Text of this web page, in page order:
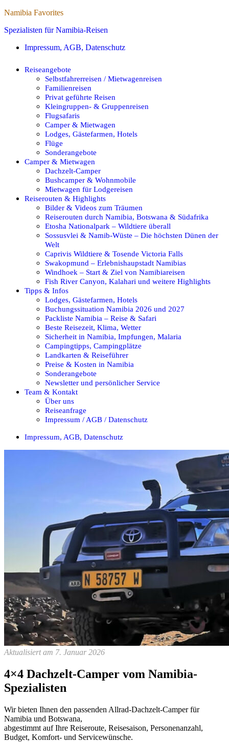
Namibia Favorites
Spezialisten für Namibia-Reisen
Impressum, AGB, Datenschutz
Reiseangebote
Selbstfahrerreisen / Mietwagenreisen
Familienreisen
Privat geführte Reisen
Kleingruppen- & Gruppenreisen
Flugsafaris
Camper & Mietwagen
Lodges, Gästefarmen, Hotels
Flüge
Sonderangebote
Camper & Mietwagen
Dachzelt-Camper
Bushcamper & Wohnmobile
Mietwagen für Lodgereisen
Reiserouten & Highlights
Bilder & Videos zum Träumen
Reiserouten durch Namibia, Botswana & Südafrika
Etosha Nationalpark – Wildtiere überall
Sossusvlei & Namib-Wüste – Die höchsten Dünen der
Welt
Caprivis Wildtiere & Tosende Victoria Falls
Swakopmund – Erlebnishaupstadt Namibias
Windhoek – Start & Ziel von Namibiareisen
Fish River Canyon, Kalahari und weitere Highlights
Tipps & Infos
Lodges, Gästefarmen, Hotels
Buchungssituation Namibia 2026 und 2027
Packliste Namibia – Reise & Safari
Beste Reisezeit, Klima, Wetter
Sicherheit in Namibia, Impfungen, Malaria
Campingtipps, Campingplätze
Landkarten & Reiseführer
Preise & Kosten in Namibia
Sonderangebote
Newsletter und persönlicher Service
Team & Kontakt
Über uns
Reiseanfrage
Impressum / AGB / Datenschutz
Impressum, AGB, Datenschutz
Aktualisiert am 7. Januar 2026
4×4 Dachzelt-Camper vom Namibia-
Spezialisten
Wir bieten Ihnen den passenden Allrad-Dachzelt-Camper für
Namibia und Botswana,
abgestimmt auf Ihre Reiseroute, Reisesaison, Personenanzahl,
Budget, Komfort- und Servicewünsche.